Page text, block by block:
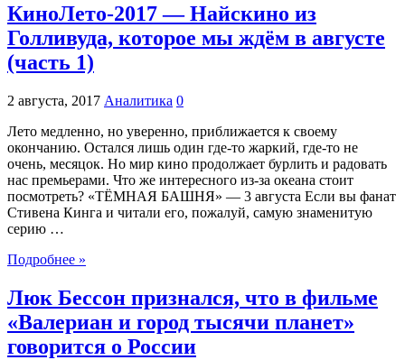
КиноЛето-2017 — Найскино из
Голливуда, которое мы ждём в августе
(часть 1)
2 августа, 2017 Аналитика 0
Лето медленно, но уверенно, приближается к своему
окончанию. Остался лишь один где-то жаркий, где-то не
очень, месяцок. Но мир кино продолжает бурлить и радовать
нас премьерами. Что же интересного из-за океана стоит
посмотреть? «ТЁМНАЯ БАШНЯ» — 3 августа Если вы фанат
Стивена Кинга и читали его, пожалуй, самую знаменитую
серию …
Подробнее »
Люк Бессон признался, что в фильме
«Валериан и город тысячи планет»
говорится о России